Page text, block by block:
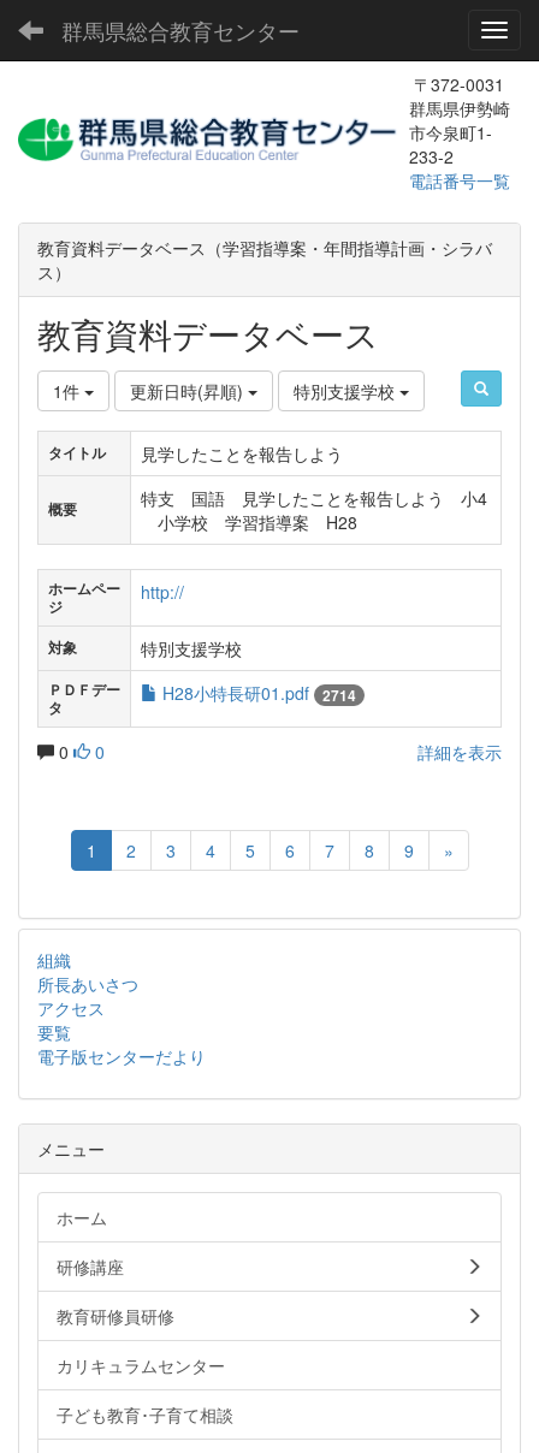
群馬県総合教育センター
〒372-0031
群馬県伊勢崎
市今泉町1-
233-2
電話番号一覧
教育資料データベース（学習指導案・年間指導計画・シラバ
ス）
教育資料データベース
1件 更新日時(昇順) 特別支援学校
タイトル 見学したことを報告しよう
概要
特支 国語 見学したことを報告しよう 小4
小学校 学習指導案 H28
ホームペー
ジ
http://
対象 特別支援学校
ＰＤＦデー
タ
H28小特長研01.pdf 2714
0 0 詳細を表示
1 2 3 4 5 6 7 8 9 »
組織
所長あいさつ
アクセス
要覧
電子版センターだより
メニュー
ホーム
研修講座
教育研修員研修
カリキュラムセンター
子ども教育･子育て相談